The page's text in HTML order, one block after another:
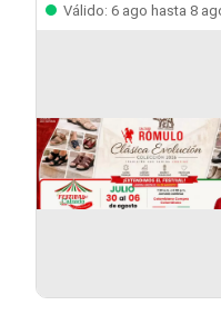
Válido: 6 ago hasta 8